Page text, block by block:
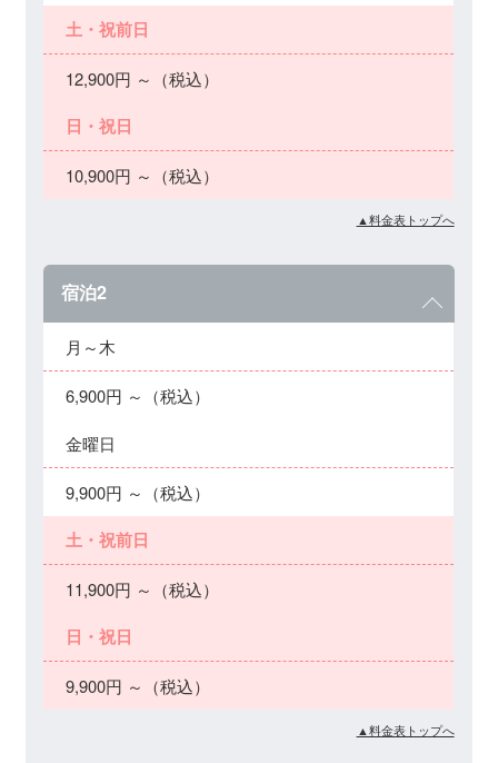
土・祝前日
12,900円 ～（税込）
日・祝日
10,900円 ～（税込）
▲料金表トップへ
宿泊2
月～木
6,900円 ～（税込）
金曜日
9,900円 ～（税込）
土・祝前日
11,900円 ～（税込）
日・祝日
9,900円 ～（税込）
▲料金表トップへ